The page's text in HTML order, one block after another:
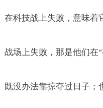
在科技战上失败，意味着
战场上失败，那是他们在“
既没办法靠掠夺过日子；